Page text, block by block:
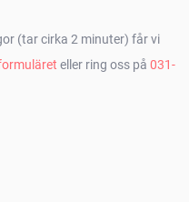
(tar cirka 2 minuter) får vi
eller ring oss på 031-